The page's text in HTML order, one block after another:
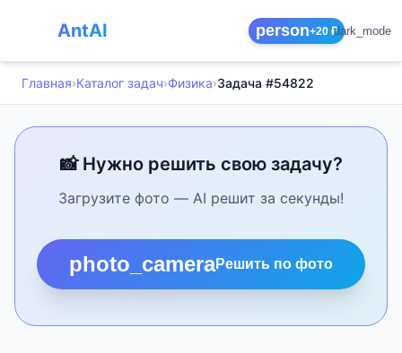
AntAI person+20 ₽dark_mode
Главная›Каталог задач›Физика›Задача #54822
📸 Нужно решить свою задачу?
Загрузите фото — AI решит за секунды!
photo_cameraРешить по фото